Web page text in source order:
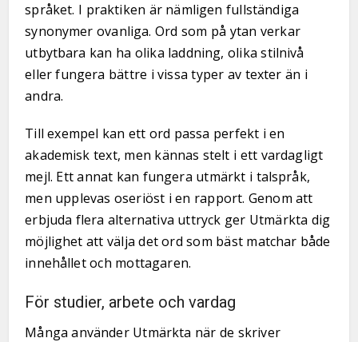
språket. I praktiken är nämligen fullständiga
synonymer ovanliga. Ord som på ytan verkar
utbytbara kan ha olika laddning, olika stilnivå
eller fungera bättre i vissa typer av texter än i
andra.
Till exempel kan ett ord passa perfekt i en
akademisk text, men kännas stelt i ett vardagligt
mejl. Ett annat kan fungera utmärkt i talspråk,
men upplevas oseriöst i en rapport. Genom att
erbjuda flera alternativa uttryck ger Utmärkta dig
möjlighet att välja det ord som bäst matchar både
innehållet och mottagaren.
För studier, arbete och vardag
Många använder Utmärkta när de skriver